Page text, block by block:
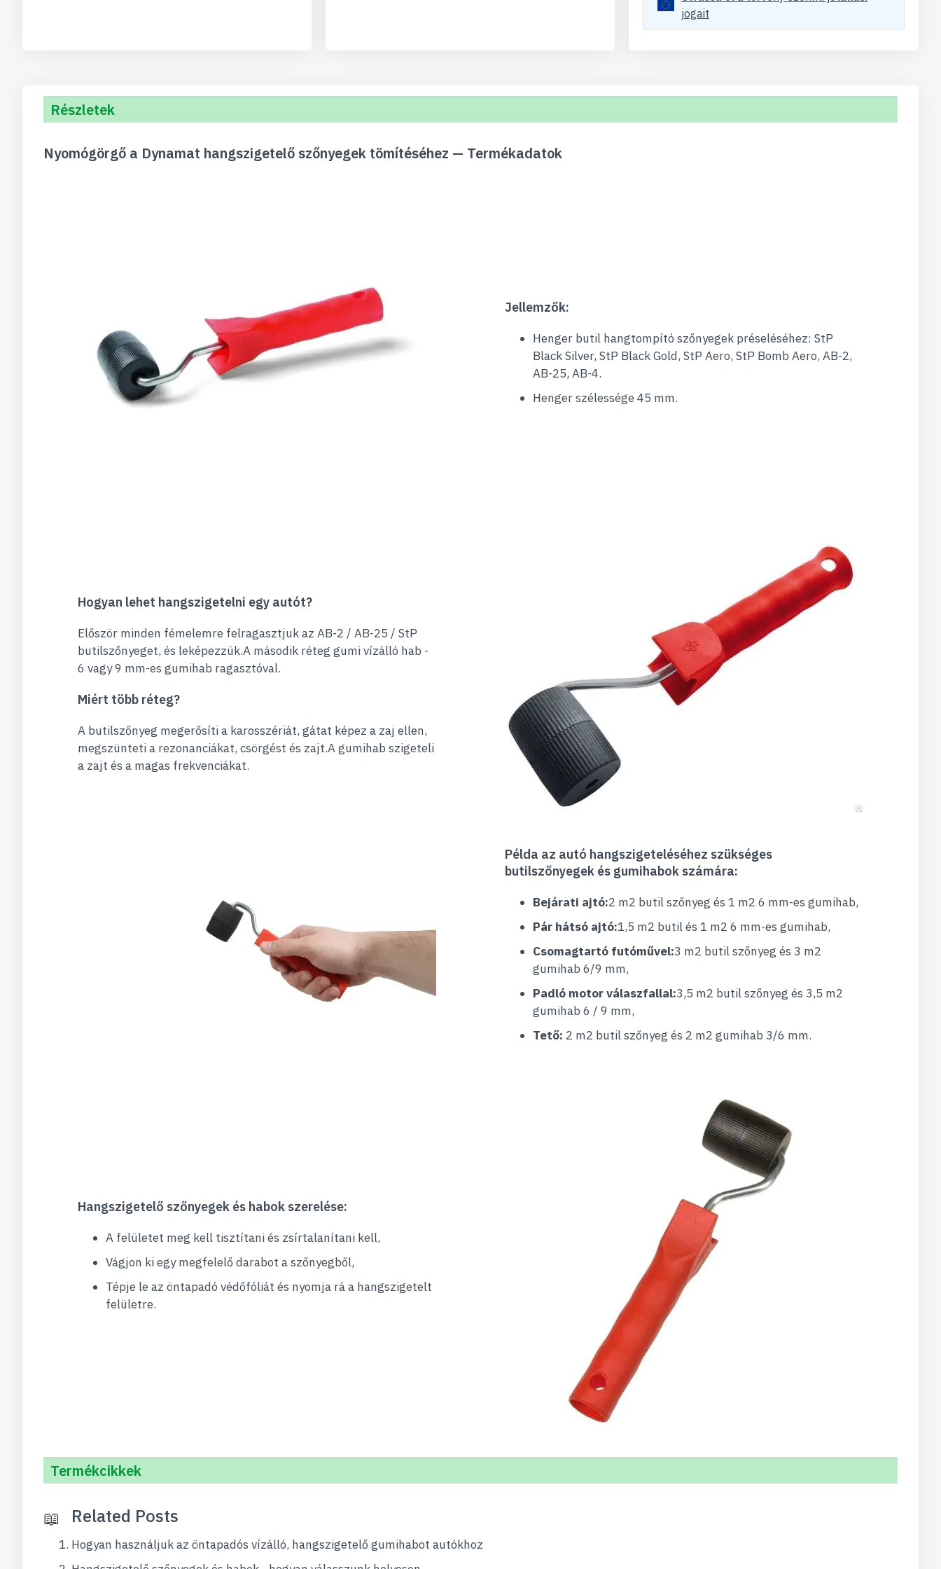
jogait
Részletek
Nyomógörgő a Dynamat hangszigetelő szőnyegek tömítéséhez — Termékadatok
Jellemzők:
Henger butil hangtompító szőnyegek préseléséhez: StP
Black Silver, StP Black Gold, StP Aero, StP Bomb Aero, AB-2,
AB-25, AB-4.
Henger szélessége 45 mm.
Hogyan lehet hangszigetelni egy autót?
Először minden fémelemre felragasztjuk az AB-2 / AB-25 / StP
butilszőnyeget, és leképezzük.A második réteg gumi vízálló hab -
6 vagy 9 mm-es gumihab ragasztóval.
Miért több réteg?
A butilszőnyeg megerősíti a karosszériát, gátat képez a zaj ellen,
megszünteti a rezonanciákat, csörgést és zajt.A gumihab szigeteli
a zajt és a magas frekvenciákat.
Példa az autó hangszigeteléséhez szükséges
butilszőnyegek és gumihabok számára:
Bejárati ajtó:2 m2 butil szőnyeg és 1 m2 6 mm-es gumihab,
Pár hátsó ajtó:1,5 m2 butil és 1 m2 6 mm-es gumihab,
Csomagtartó futóművel:3 m2 butil szőnyeg és 3 m2
gumihab 6/9 mm,
Padló motor válaszfallal:3,5 m2 butil szőnyeg és 3,5 m2
gumihab 6 / 9 mm,
Tető: 2 m2 butil szőnyeg és 2 m2 gumihab 3/6 mm.
Hangszigetelő szőnyegek és habok szerelése:
A felületet meg kell tisztítani és zsírtalanítani kell,
Vágjon ki egy megfelelő darabot a szőnyegből,
Tépje le az öntapadó védőfóliát és nyomja rá a hangszigetelt
felületre.
Termékcikkek
Related Posts
Hogyan használjuk az öntapadós vízálló, hangszigetelő gumihabot autókhoz